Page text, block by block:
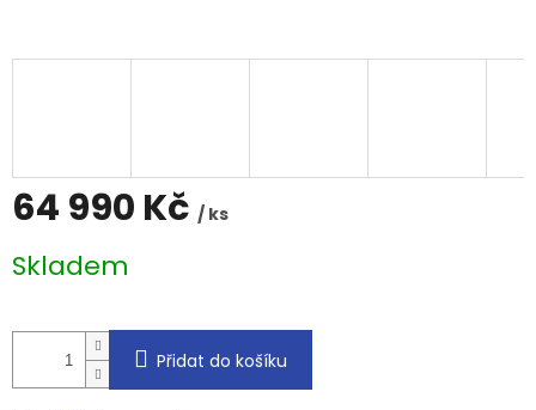
64 990 Kč / ks
cena:
Skladem
Přidat do košíku